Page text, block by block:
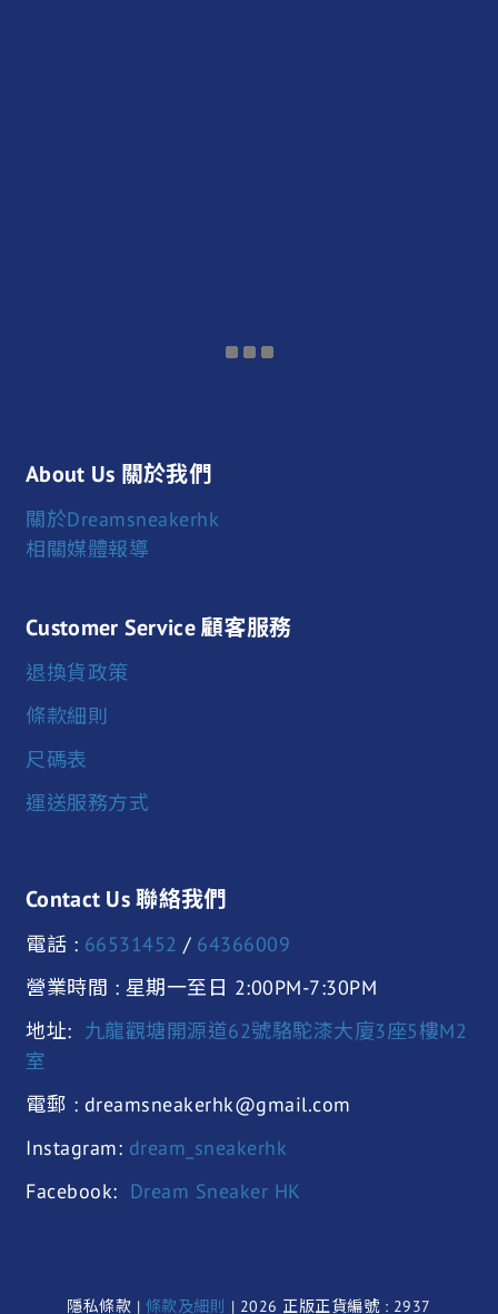
About Us 關於我們
關於Dreamsneakerhk
相關媒體報導
Customer Service 顧客服務
退換貨政策
條款細則
尺碼表
運送服務方式
Contact Us 聯絡我們
電話 : 66531452 / 64366009
營業時間 : 星期一至日 2:00PM-7:30PM
地址:
九龍觀塘開源道62號駱駝漆大廈3座5樓M2
室
電郵 : dreamsneakerhk@gmail.com
Instagram: dream_sneakerhk
Facebook: Dream Sneaker HK
隱私條款 | 條款及細則 | 2026 正版正貨編號 : 2937